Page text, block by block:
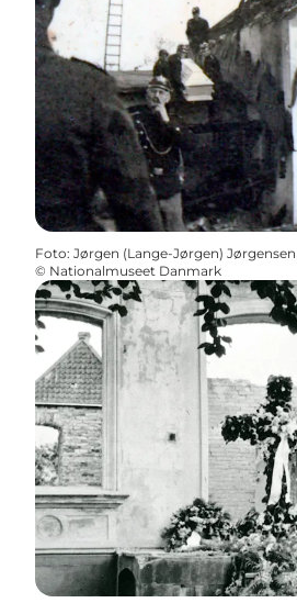
Foto: Jørgen (Lange-Jørgen) Jørgensen
© Nationalmuseet Danmark